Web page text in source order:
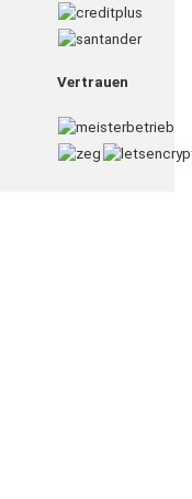
Vertrauen